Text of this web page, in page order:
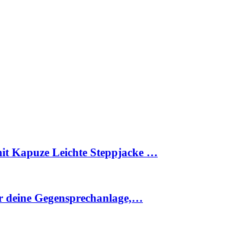
Kapuze Leichte Steppjacke …
Gegensprechanlage,…